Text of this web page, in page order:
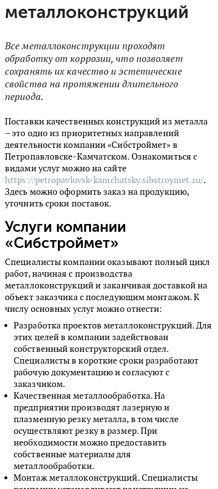
металлоконструкций
Все металлоконструкции проходят
обработку от коррозии, что позволяет
сохранять их качество и эстетические
свойства на протяжении длительного
периода.
Поставки качественных конструкций из металла
– это одно из приоритетных направлений
деятельности компании «Сибстроймет» в
Петропавловске-Камчатском. Ознакомиться с
видами услуг можно на сайте
https://petropavlovsk-kamchatsky.sibstroymet.ru/.
Здесь можно оформить заказ на продукцию,
уточнить сроки поставок.
Услуги компании
«Сибстроймет»
Специалисты компании оказывают полный цикл
работ, начиная с производства
металлоконструкций и заканчивая доставкой на
объект заказчика с последующим монтажом. К
числу основных услуг можно отнести:
Разработка проектов металлоконструкций. Для
этих целей в компании задействован
собственный конструкторский отдел.
Специалисты в короткие сроки разработают
рабочую документацию и согласуют с
заказчиком.
Качественная металлообработка. На
предприятии производят лазерную и
плазменную резку металла, в том числе
осуществляют резку в размер. При
необходимости можно предоставить
собственные материалы для
металлообработки.
Монтаж металлоконструкций. Специалисты